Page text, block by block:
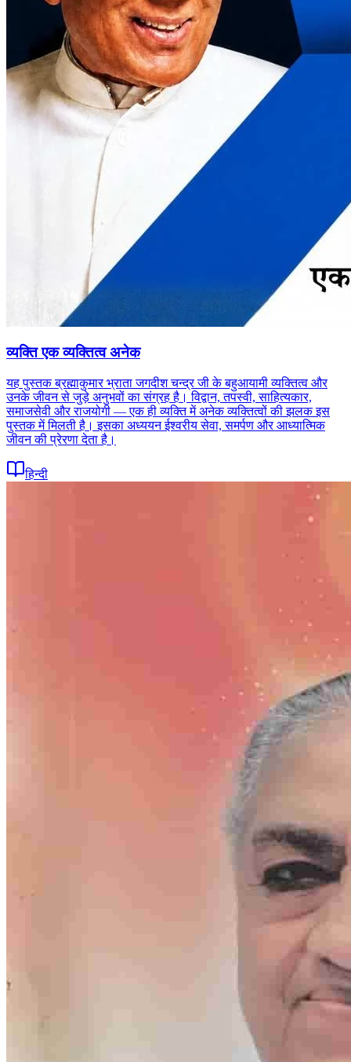
व्यक्ति एक व्यक्तित्व अनेक
यह पुस्तक ब्रह्माकुमार भ्राता जगदीश चन्द्र जी के बहुआयामी व्यक्तित्व और
उनके जीवन से जुड़े अनुभवों का संग्रह है। विद्वान, तपस्वी, साहित्यकार,
समाजसेवी और राजयोगी — एक ही व्यक्ति में अनेक व्यक्तित्वों की झलक इस
पुस्तक में मिलती है। इसका अध्ययन ईश्वरीय सेवा, समर्पण और आध्यात्मिक
जीवन की प्रेरणा देता है।
हिन्दी